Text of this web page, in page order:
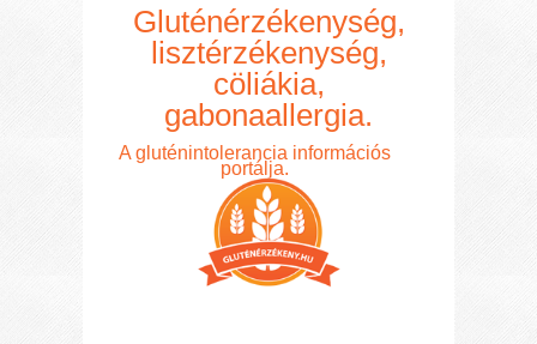
Gluténérzékenység,
lisztérzékenység,
cöliákia,
gabonaallergia.
A gluténintolerancia információs
portálja.